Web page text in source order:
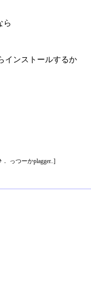
ら
インストールするか
っつーかplagger..]